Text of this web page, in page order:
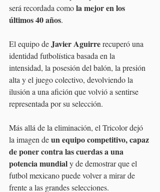
será recordada como la mejor en los
últimos 40 años.
El equipo de Javier Aguirre recuperó una
identidad futbolística basada en la
intensidad, la posesión del balón, la presión
alta y el juego colectivo, devolviendo la
ilusión a una afición que volvió a sentirse
representada por su selección.
Más allá de la eliminación, el Tricolor dejó
la imagen de un equipo competitivo, capaz
de poner contra las cuerdas a una
potencia mundial y de demostrar que el
futbol mexicano puede volver a mirar de
frente a las grandes selecciones.